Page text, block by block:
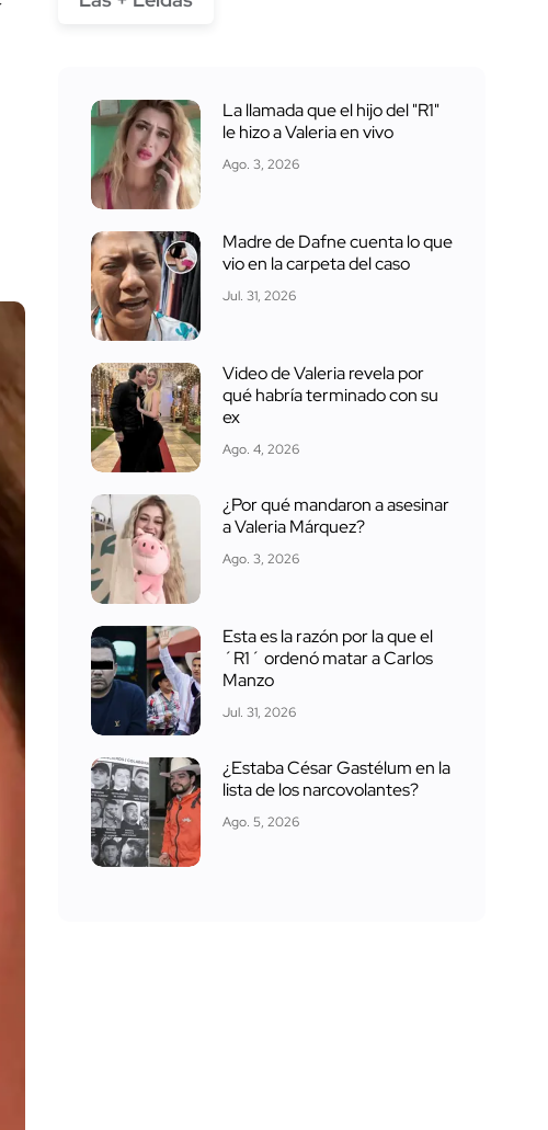
La llamada que el hijo del "R1"
le hizo a Valeria en vivo
Ago. 3, 2026
Madre de Dafne cuenta lo que
vio en la carpeta del caso
Jul. 31, 2026
Video de Valeria revela por
qué habría terminado con su
ex
Ago. 4, 2026
¿Por qué mandaron a asesinar
a Valeria Márquez?
Ago. 3, 2026
Esta es la razón por la que el
´R1´ ordenó matar a Carlos
Manzo
Jul. 31, 2026
¿Estaba César Gastélum en la
lista de los narcovolantes?
Ago. 5, 2026